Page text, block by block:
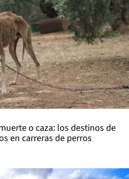
o caza: los destinos de
en carreras de perros